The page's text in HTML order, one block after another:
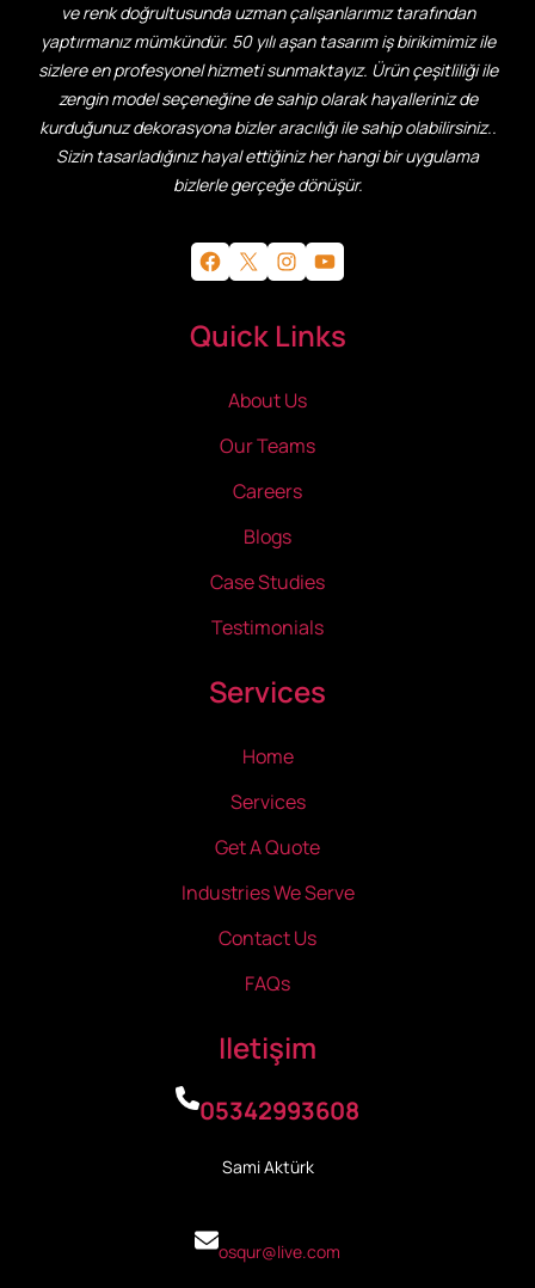
ve renk doğrultusunda uzman çalışanlarımız tarafından
yaptırmanız mümkündür. 50 yılı aşan tasarım iş birikimimiz ile
sizlere en profesyonel hizmeti sunmaktayız. Ürün çeşitliliği ile
zengin model seçeneğine de sahip olarak hayalleriniz de
kurduğunuz dekorasyona bizler aracılığı ile sahip olabilirsiniz..
Sizin tasarladığınız hayal ettiğiniz her hangi bir uygulama
bizlerle gerçeğe dönüşür.
Facebook X Instagram YouTube
Quick Links
About Us
Our Teams
Careers
Blogs
Case Studies
Testimonials
Services
Home
Services
Get A Quote
Industries We Serve
Contact Us
FAQs
Iletişim
05342993608
Sami Aktürk
osqur@live.com